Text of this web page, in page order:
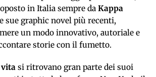
in Italia sempre da Kappa
sue graphic novel più recenti,
un modo innovativo, autoriale e
storie con il fumetto.
vita si ritrovano gran parte dei suoi